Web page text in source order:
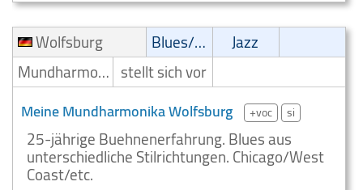
Wolfsburg
Blues/Swing
Jazz
Mundharmonikaspieler stellt sich vor
Meine Mundharmonika Wolfsburg +voc si
25-jährige Buehnenerfahrung. Blues aus
unterschiedliche Stilrichtungen. Chicago/West
Coast/etc.